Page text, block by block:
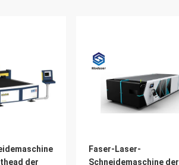
der
Faser-Laser-
Schneidemaschine der